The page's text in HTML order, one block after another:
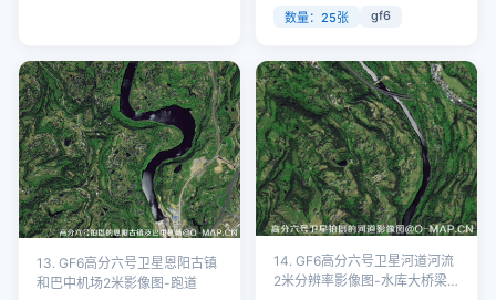
数量：25张 gf6
13. GF6高分六号卫星恩阳古镇
和巴中机场2米影像图-跑道
14. GF6高分六号卫星河道河流
2米分辨率影像图-水库大桥梁